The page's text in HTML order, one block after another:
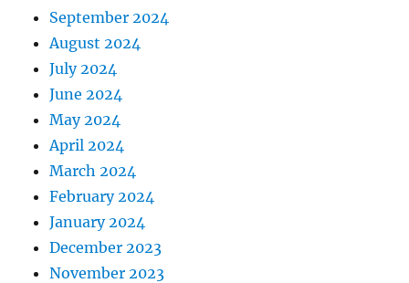
September 2024
August 2024
July 2024
June 2024
May 2024
April 2024
March 2024
February 2024
January 2024
December 2023
November 2023